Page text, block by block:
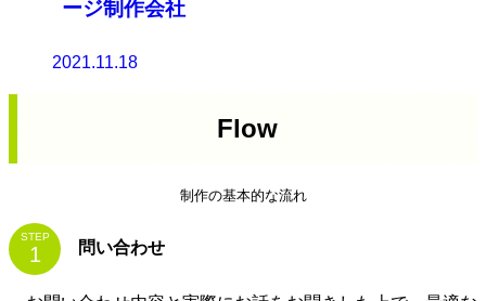
ージ制作会社
2021.11.18
Flow
制作の基本的な流れ
STEP
問い合わせ